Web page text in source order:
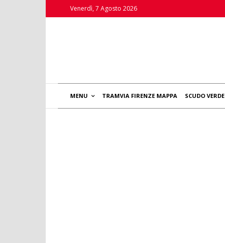
Venerdì, 7 Agosto 2026
MENU TRAMVIA FIRENZE MAPPA SCUDO VERDE